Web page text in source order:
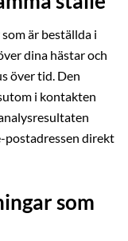
är beställda i
dina hästar och
över tid. Den
i kontakten
postadressen direkt
som